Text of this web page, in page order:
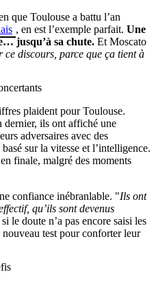
que Toulouse a battu l’an
, en est l’exemple parfait. Une
jusqu’à sa chute. Et Moscato
discours, parce que ça tient à
plaident pour Toulouse.
dernier, ils ont affiché une
adversaires avec des
sur la vitesse et l’intelligence.
finale, malgré des moments
confiance inébranlable. "Ils ont
qu’ils sont devenus
le doute n’a pas encore saisi les
test pour conforter leur